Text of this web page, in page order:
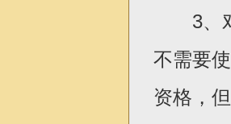
3、对
不需要
资格，